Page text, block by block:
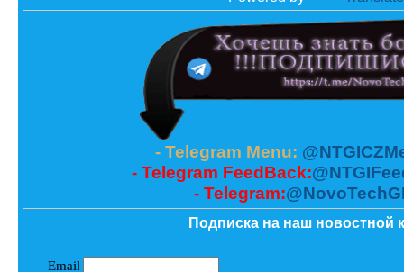
- Telegram Menu:
- Telegram FeedBack:
- Telegram:
Подписка на наш новостной